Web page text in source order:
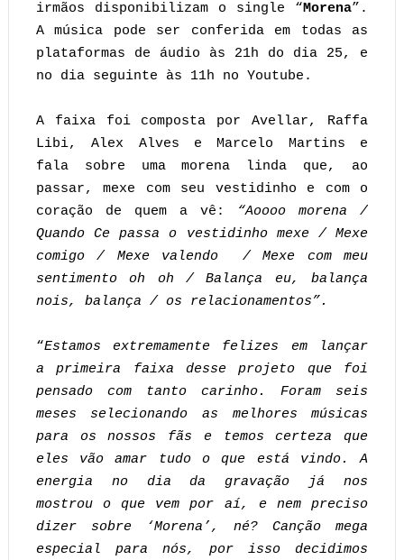
irmãos disponibilizam o single “Morena”.
A música pode ser conferida em todas as
plataformas de áudio às 21h do dia 25, e
no dia seguinte às 11h no Youtube.
A faixa foi composta por Avellar, Raffa
Libi, Alex Alves e Marcelo Martins e
fala sobre uma morena linda que, ao
passar, mexe com seu vestidinho e com o
coração de quem a vê:
“Aoooo morena /
Quando Ce passa o vestidinho mexe / Mexe
comigo / Mexe valendo / Mexe com meu
sentimento oh oh / Balança eu, balança
nois, balança / os relacionamentos”.
“Estamos extremamente felizes em lançar
a primeira faixa desse projeto que foi
pensado com tanto carinho. Foram seis
meses selecionando as melhores músicas
para os nossos fãs e temos certeza que
eles vão amar tudo o que está vindo. A
energia no dia da gravação já nos
mostrou o que vem por aí, e nem preciso
dizer sobre ‘Morena’, né? Canção mega
especial para nós, por isso decidimos